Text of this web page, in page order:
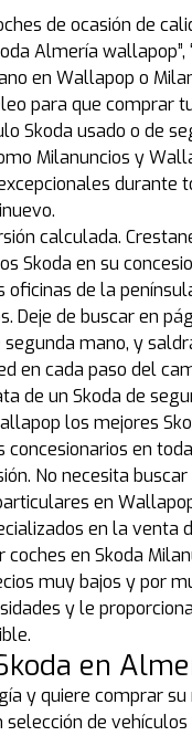
de ocasión de
Almería
en Wallapop o
para que comprar
Skoda usado o de
Milanuncios y
calculada.
Skoda en su
de la
Deje de buscar en
mano, y
en cada paso del
de un Skoda de
los mejores
en
No necesita
en
en la venta
en Skoda
muy bajos y por
y le
en
y quiere comprar
selección de